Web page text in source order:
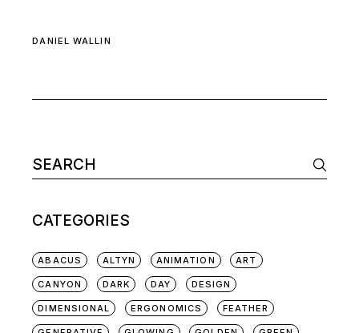
DANIEL WALLIN
CATEGORIES
ABACUS ALTYN ANIMATION ART
CANYON DARK DAY DESIGN
DIMENSIONAL ERGONOMICS FEATHER